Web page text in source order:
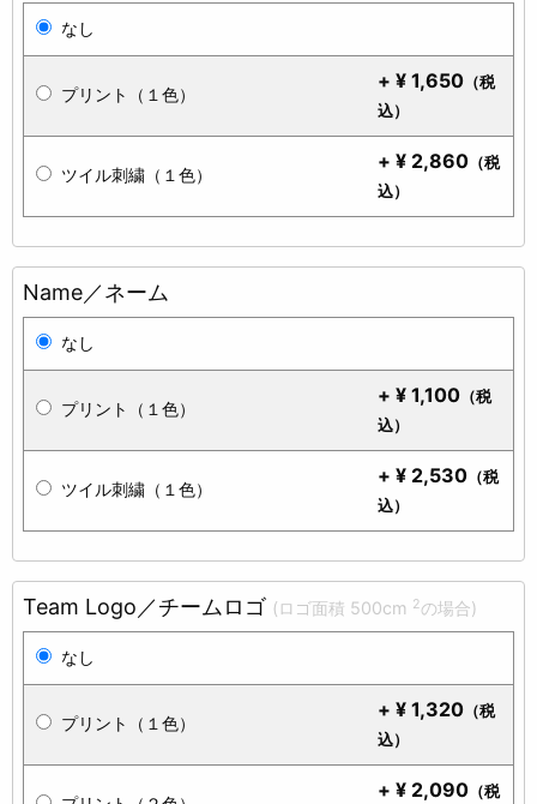
なし
プリント（１色）
+ ¥ 1,650 （税
込）
ツイル刺繍（１色）
+ ¥ 2,860 （税
込）
Name／ネーム
なし
プリント（１色）
+ ¥ 1,100 （税
込）
ツイル刺繍（１色）
+ ¥ 2,530 （税
込）
Team Logo／チームロゴ (ロゴ面積 500cm 2の場合)
なし
プリント（１色）
+ ¥ 1,320 （税
込）
+ ¥ 2,090 （税